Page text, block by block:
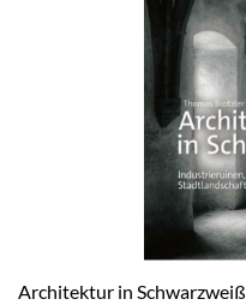
Architektur in Schwarzweiß